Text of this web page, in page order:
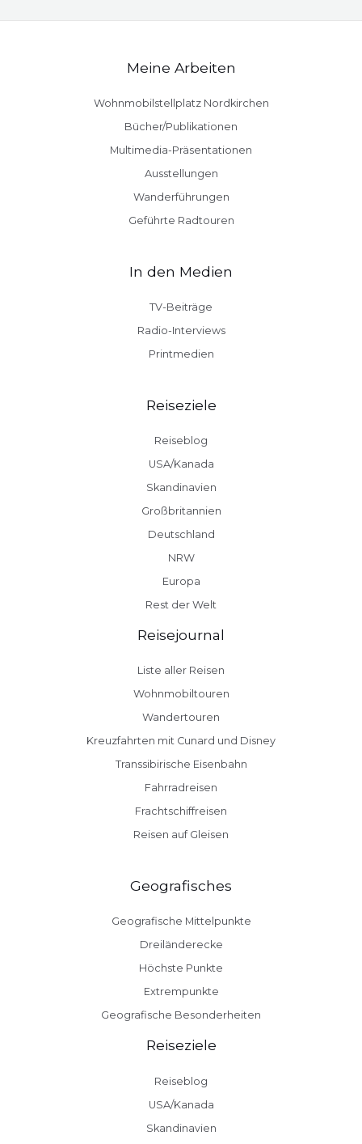
Meine Arbeiten
Wohnmobilstellplatz Nordkirchen
Bücher/Publikationen
Multimedia-Präsentationen
Ausstellungen
Wanderführungen
Geführte Radtouren
In den Medien
TV-Beiträge
Radio-Interviews
Printmedien
Reiseziele
Reiseblog
USA/Kanada
Skandinavien
Großbritannien
Deutschland
NRW
Europa
Rest der Welt
Reisejournal
Liste aller Reisen
Wohnmobiltouren
Wandertouren
Kreuzfahrten mit Cunard und Disney
Transsibirische Eisenbahn
Fahrradreisen
Frachtschiffreisen
Reisen auf Gleisen
Geografisches
Geografische Mittelpunkte
Dreiländerecke
Höchste Punkte
Extrempunkte
Geografische Besonderheiten
Reiseziele
Reiseblog
USA/Kanada
Skandinavien